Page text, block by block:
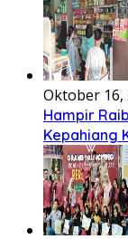
Oktober 16,
Hampir
Kepahiang